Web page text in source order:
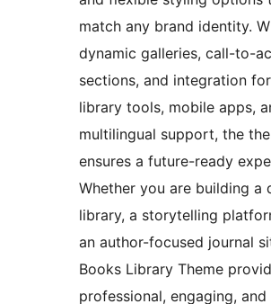
match any brand identity.
dynamic galleries, call-to-
sections, and integration
library tools, mobile apps,
multilingual support, the
ensures a future-ready
Whether you are building a
library, a storytelling
an author-focused journal
Books Library Theme
professional, engaging, and